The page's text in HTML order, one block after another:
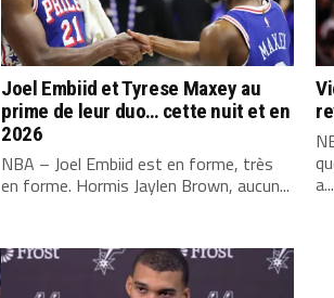
Joel Embiid et Tyrese Maxey au
prime de leur duo… cette nuit et en
2026
NBA – Joel Embiid est en forme, très
en forme. Hormis Jaylen Brown, aucun...
a...